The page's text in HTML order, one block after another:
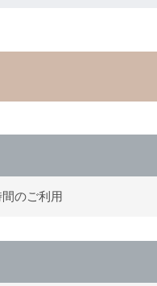
のご利用